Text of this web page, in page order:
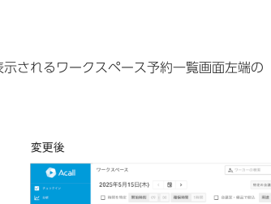
れるワークスペース予約一覧画面左端の